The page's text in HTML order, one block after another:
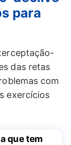
para
das retas
com
exercícios
que tem